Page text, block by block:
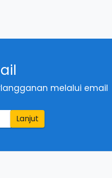
melalui email
Lanjut